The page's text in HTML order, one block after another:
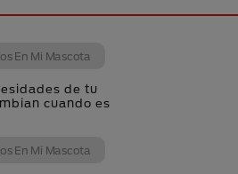
En Mi Mascota
de tu
cuando es
En Mi Mascota